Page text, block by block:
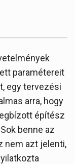
paramétereit
egy tervezési
arra, hogy
építész
benne az
nem azt jelenti,